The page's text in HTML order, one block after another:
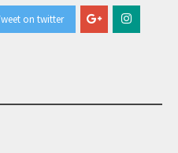
on twitter